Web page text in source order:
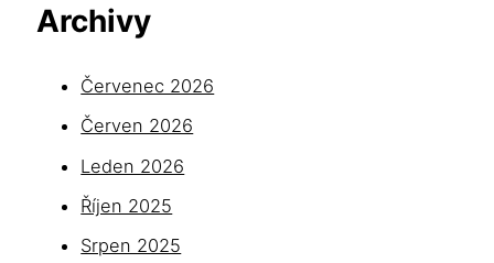
Archivy
Červenec 2026
Červen 2026
Leden 2026
Říjen 2025
Srpen 2025